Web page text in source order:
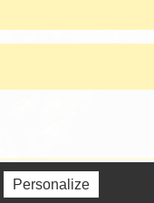
sur cette page
Personalize